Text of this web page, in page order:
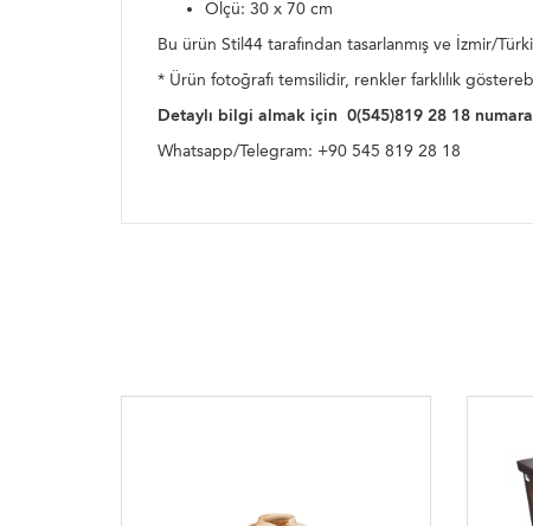
Ölçü: 30 x 70 cm
Bu ürün Stil44 tarafından tasarlanmış ve İzmir/
* Ürün fotoğrafı temsilidir, renkler farklılık
Detaylı bilgi almak için 0(545)819 28 18
Whatsapp/Telegram: +90 545 819 28 18